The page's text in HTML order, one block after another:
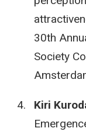
30th
Society
Kiri